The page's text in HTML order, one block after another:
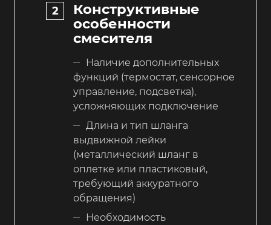
Конструктивные
особенности
смесителя
Наличие дополнительных
функций (термостат, сенсорное
управление, подсветка),
усложняющих подключение
Длина и тип шланга
выдвижной лейки
(металлический шланг в
оплетке или пластиковый,
требующий аккуратного
обращения)
Необходимость